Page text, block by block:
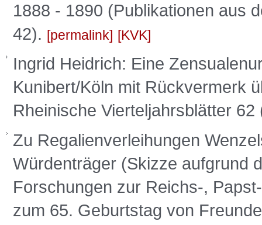
1888 - 1890 (Publikationen aus
42).
permalink KVK
Ingrid Heidrich: Eine
Kunibert/Köln mit Rückvermerk
Rheinische Vierteljahrsblätter
Zu Regalienverleihungen
Würdenträger (Skizze aufgrund
Forschungen zur Reichs-,
zum 65. Geburtstag von